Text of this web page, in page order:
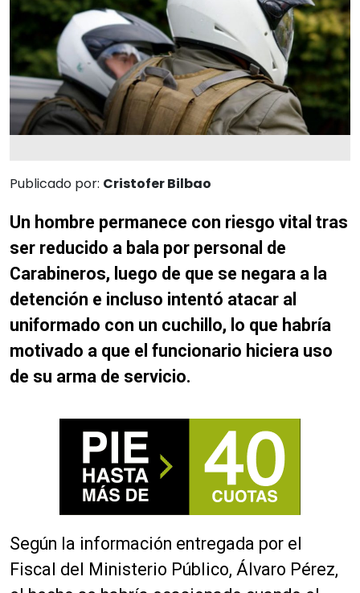
Publicado por: Cristofer Bilbao
Un hombre permanece con riesgo vital tras
ser reducido a bala por personal de
Carabineros, luego de que se negara a la
detención e incluso intentó atacar al
uniformado con un cuchillo, lo que habría
motivado a que el funcionario hiciera uso
de su arma de servicio.
Según la información entregada por el
Fiscal del Ministerio Público, Álvaro Pérez,